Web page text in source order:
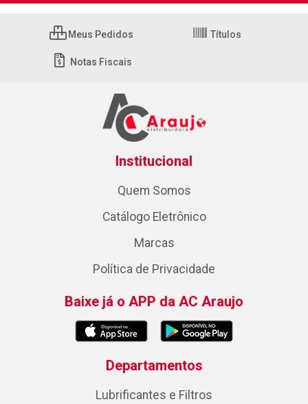
Meus Pedidos Títulos
Notas Fiscais
Institucional
Quem Somos
Catálogo Eletrônico
Marcas
Política de Privacidade
Baixe já o APP da AC Araujo
Departamentos
Lubrificantes e Filtros